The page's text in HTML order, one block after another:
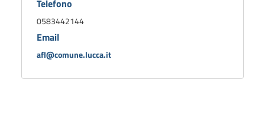
Telefono
0583442144
Email
afl@comune.lucca.it